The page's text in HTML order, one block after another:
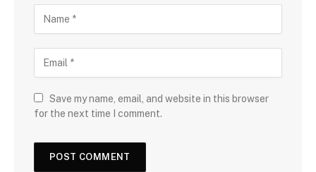
Save my name, email, and website in this browser
for the next time I comment.